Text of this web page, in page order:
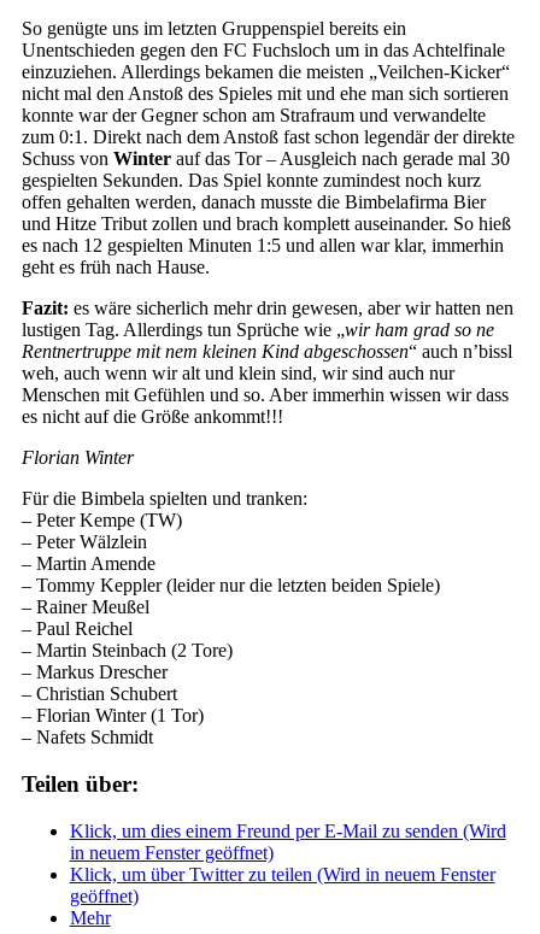
So genügte uns im letzten Gruppenspiel bereits ein
Unentschieden gegen den FC Fuchsloch um in das Achtelfinale
einzuziehen. Allerdings bekamen die meisten „Veilchen-Kicker“
nicht mal den Anstoß des Spieles mit und ehe man sich sortieren
konnte war der Gegner schon am Strafraum und verwandelte
zum 0:1. Direkt nach dem Anstoß fast schon legendär der direkte
Schuss von Winter auf das Tor – Ausgleich nach gerade mal 30
gespielten Sekunden. Das Spiel konnte zumindest noch kurz
offen gehalten werden, danach musste die Bimbelafirma Bier
und Hitze Tribut zollen und brach komplett auseinander. So hieß
es nach 12 gespielten Minuten 1:5 und allen war klar, immerhin
geht es früh nach Hause.
Fazit: es wäre sicherlich mehr drin gewesen, aber wir hatten nen
lustigen Tag. Allerdings tun Sprüche wie „wir ham grad so ne
Rentnertruppe mit nem kleinen Kind abgeschossen“ auch n’bissl
weh, auch wenn wir alt und klein sind, wir sind auch nur
Menschen mit Gefühlen und so. Aber immerhin wissen wir dass
es nicht auf die Größe ankommt!!!
Florian Winter
Für die Bimbela spielten und tranken:
– Peter Kempe (TW)
– Peter Wälzlein
– Martin Amende
– Tommy Keppler (leider nur die letzten beiden Spiele)
– Rainer Meußel
– Paul Reichel
– Martin Steinbach (2 Tore)
– Markus Drescher
– Christian Schubert
– Florian Winter (1 Tor)
– Nafets Schmidt
Teilen über:
Klick, um dies einem Freund per E-Mail zu senden (Wird
in neuem Fenster geöffnet)
Klick, um über Twitter zu teilen (Wird in neuem Fenster
geöffnet)
Mehr